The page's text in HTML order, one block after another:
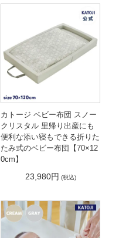
カトージ ベビー布団 スノー
クリスタル 里帰り出産にも
便利な添い寝もできる折りた
たみ式のベビー布団【70×12
0cm】
23,980円 (税込)